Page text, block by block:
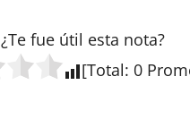
¿Te fue útil esta nota?
[Total: 0